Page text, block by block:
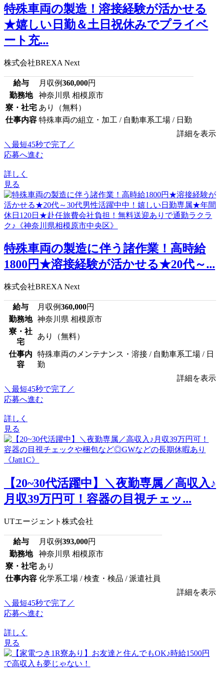
特殊車両の製造！溶接経験が活かせる
★嬉しい日勤＆土日祝休みでプライベ
ート充...
株式会社BREXA Next
給与 月収例360,000円
勤務地
神奈川県 相模原市
寮・社宅 あり（無料）
仕事内容 特殊車両の組立・加工 / 自動車系工場 / 日勤
詳細を表示
＼最短45秒で完了／
応募へ進む
詳しく
見る
特殊車両の製造に伴う諸作業！高時給
1800円★溶接経験が活かせる★20代～...
株式会社BREXA Next
給与 月収例360,000円
勤務地
神奈川県 相模原市
寮・社
宅
あり（無料）
仕事内
容
特殊車両のメンテナンス・溶接 / 自動車系工場 / 日
勤
詳細を表示
＼最短45秒で完了／
応募へ進む
詳しく
見る
【20~30代活躍中】＼夜勤専属／高収入♪
月収39万円可！容器の目視チェッ...
UTエージェント株式会社
給与 月収例393,000円
勤務地
神奈川県 相模原市
寮・社宅 あり
仕事内容 化学系工場 / 検査・検品 / 派遣社員
詳細を表示
＼最短45秒で完了／
応募へ進む
詳しく
見る